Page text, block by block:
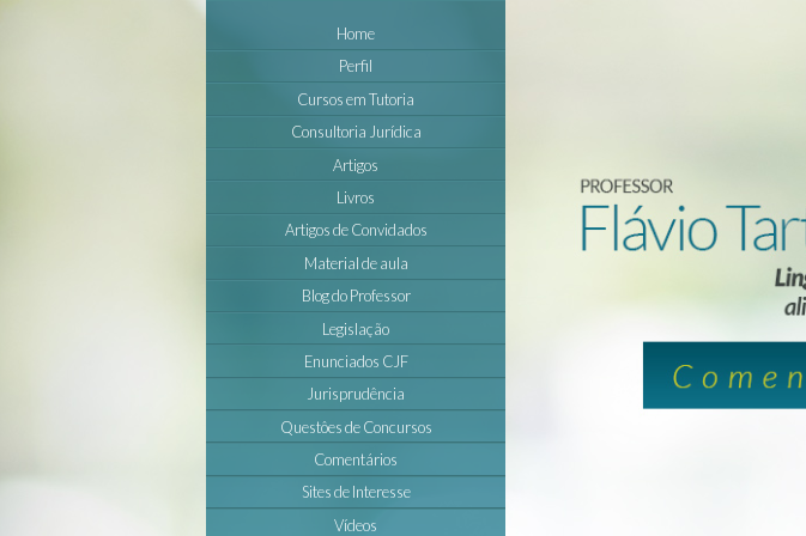
Home
Perfil
Cursos em Tutoria
Consultoria Jurídica
Artigos
Livros
Artigos de Convidados
Material de aula
Blog do Professor
Legislação
Enunciados CJF
Jurisprudência
Questôes de Concursos
Comentários
Sites de Interesse
Vídeos